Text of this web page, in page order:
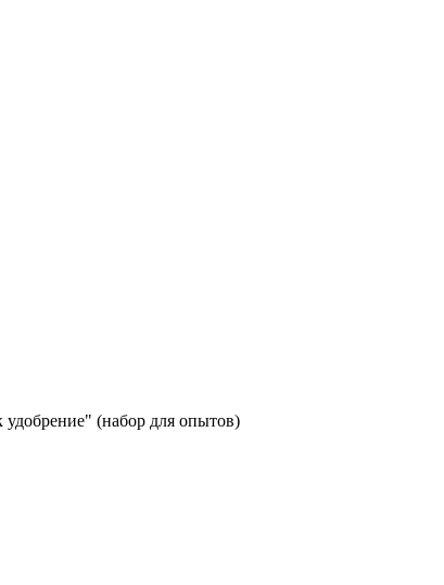
(набор для опытов)